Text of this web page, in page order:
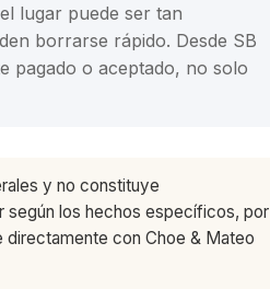
lugar puede ser tan
borrarse rápido. Desde SB
pagado o aceptado, no solo
y no constituye
según los hechos específicos, por
con Choe & Mateo